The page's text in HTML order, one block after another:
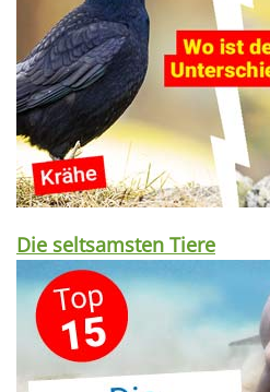
Die seltsamsten Tiere